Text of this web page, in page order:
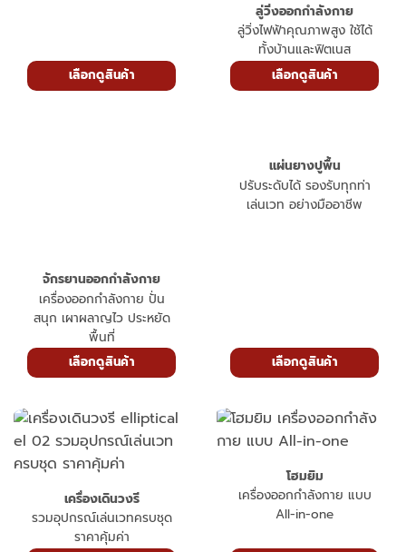
เลือกดูสินค้า
ลู่วิ่งออกกำลังกาย
ลู่วิ่งไฟฟ้าคุณภาพสูง ใช้ได้
ทั้งบ้านและฟิตเนส
เลือกดูสินค้า
จักรยานออกกำลังกาย
เครื่องออกกำลังกาย ปั่น
สนุก เผาผลาญไว ประหยัด
พื้นที่
เลือกดูสินค้า
แผ่นยางปูพื้น
ปรับระดับได้ รองรับทุกท่า
เล่นเวท อย่างมืออาชีพ
เลือกดูสินค้า
เครื่องเดินวงรี
รวมอุปกรณ์เล่นเวทครบชุด
ราคาคุ้มค่า
โฮมยิม
เครื่องออกกำลังกาย แบบ
All-in-one